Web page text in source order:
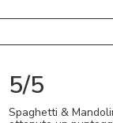
5/5
Spaghetti &